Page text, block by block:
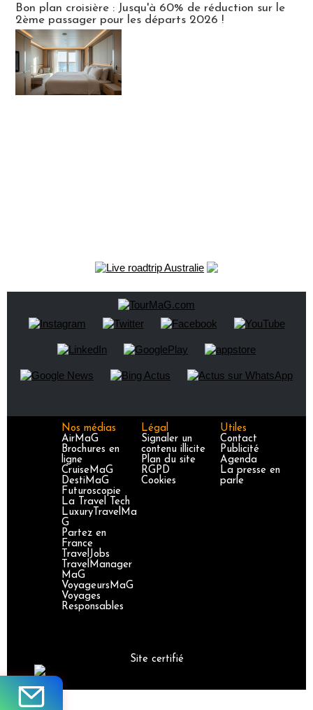
Bon plan croisière : Jusqu'à 60% de réduction sur le
2ème passager pour les départs 2026 !
Nos médias
AirMaG
Brochures en
ligne
CruiseMaG
DestiMaG
Futuroscopie
La Travel Tech
LuxuryTravelMa
G
Partez en
France
TravelJobs
TravelManager
MaG
VoyageursMaG
Voyages
Responsables
Légal
Signaler un
contenu illicite
Plan du site
RGPD
Cookies
Utiles
Contact
Publicité
Agenda
La presse en
parle
Site certifié